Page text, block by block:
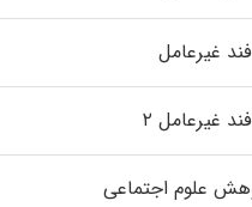
غیرعامل
غیرعامل ۲
علوم اجتماعی